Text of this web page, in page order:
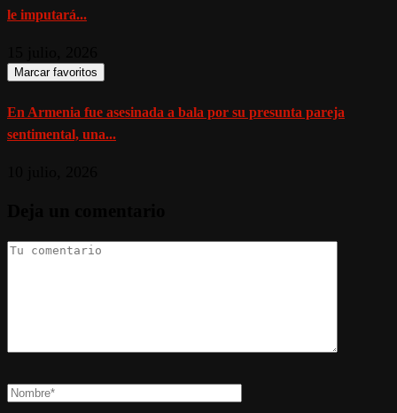
le imputará...
Marcar favoritos
En Armenia fue asesinada a bala por su presunta pareja
sentimental, una...